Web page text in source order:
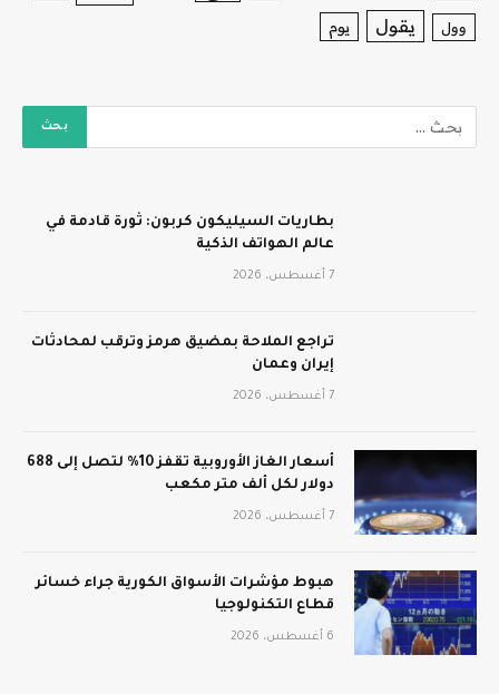
وول يقول يوم
بطاريات السيليكون كربون: ثورة قادمة في
عالم الهواتف الذكية
7 أغسطس، 2026
تراجع الملاحة بمضيق هرمز وترقب لمحادثات
إيران وعمان
7 أغسطس، 2026
أسعار الغاز الأوروبية تقفز 10% لتصل إلى 688
دولار لكل ألف متر مكعب
7 أغسطس، 2026
هبوط مؤشرات الأسواق الكورية جراء خسائر
قطاع التكنولوجيا
6 أغسطس، 2026